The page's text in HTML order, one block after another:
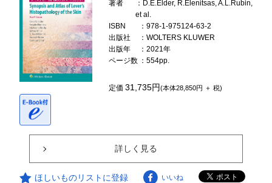
著者
：D.E.Elder, R.Elenitsas, A.L.Rubin,
et al.
ISBN
：978-1-975124-63-2
出版社
：WOLTERS KLUWER
出版年
：2021年
ページ数 ：554pp.
定価31,735円(本体28,850円 ＋ 税)
詳しく見る
ほしいものリストに登録 いいね